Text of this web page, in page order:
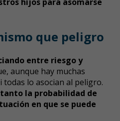
que peligro
entre riesgo y
aunque hay muchas
todas lo asocian al peligro.
la probabilidad de
en que se puede